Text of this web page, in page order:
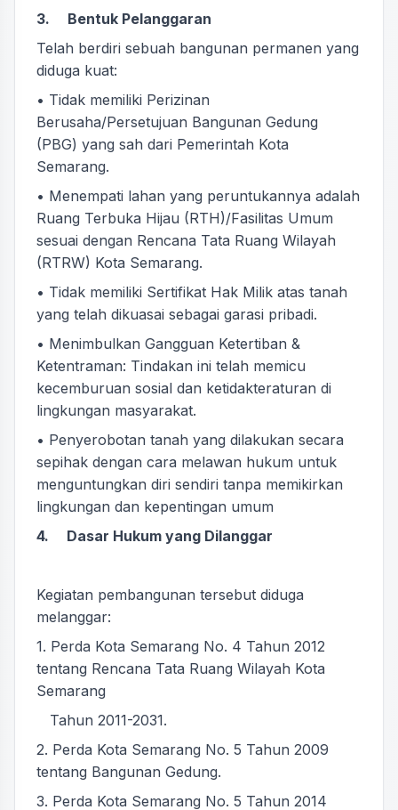
3. Bentuk Pelanggaran
Telah berdiri sebuah bangunan permanen yang
diduga kuat:
• Tidak memiliki Perizinan
Berusaha/Persetujuan Bangunan Gedung
(PBG) yang sah dari Pemerintah Kota
Semarang.
• Menempati lahan yang peruntukannya adalah
Ruang Terbuka Hijau (RTH)/Fasilitas Umum
sesuai dengan Rencana Tata Ruang Wilayah
(RTRW) Kota Semarang.
• Tidak memiliki Sertifikat Hak Milik atas tanah
yang telah dikuasai sebagai garasi pribadi.
• Menimbulkan Gangguan Ketertiban &
Ketentraman: Tindakan ini telah memicu
kecemburuan sosial dan ketidakteraturan di
lingkungan masyarakat.
• Penyerobotan tanah yang dilakukan secara
sepihak dengan cara melawan hukum untuk
menguntungkan diri sendiri tanpa memikirkan
lingkungan dan kepentingan umum
4. Dasar Hukum yang Dilanggar
Kegiatan pembangunan tersebut diduga
melanggar:
1. Perda Kota Semarang No. 4 Tahun 2012
tentang Rencana Tata Ruang Wilayah Kota
Semarang
Tahun 2011-2031.
2. Perda Kota Semarang No. 5 Tahun 2009
tentang Bangunan Gedung.
3. Perda Kota Semarang No. 5 Tahun 2014